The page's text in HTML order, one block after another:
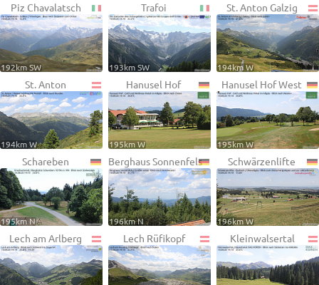
Piz Chavalatsch
192km SW
Trafoi
193km SW
St. Anton Galzig
194km W
St. Anton
194km W
Hanusel Hof
195km W
Hanusel Hof West
195km W
Schareben
195km N
Berghaus Sonnenfels
196km N
Schwärzenlifte
196km W
Lech am Arlberg Lech Rüfikopf Kleinwalsertal